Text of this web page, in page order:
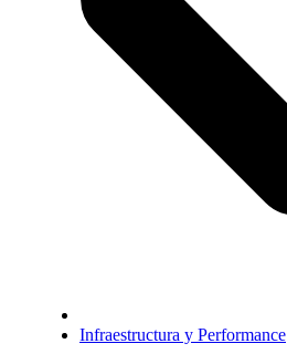
Infraestructura y Performance